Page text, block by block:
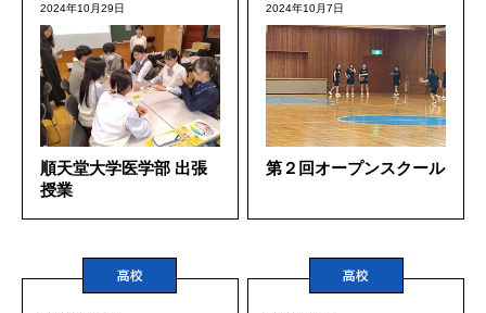
2024年10月29日
順天堂大学医学部 出張
授業
2024年10月7日
第２回オープンスクール
高校 高校